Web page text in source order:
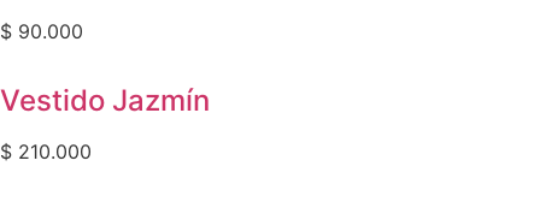
$ 90.000
Vestido Jazmín
$ 210.000